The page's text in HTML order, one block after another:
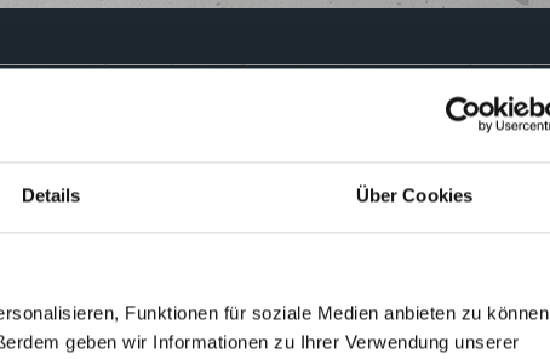
Details Über Cookies
Funktionen für soziale Medien anbieten zu können
geben wir Informationen zu Ihrer Verwendung unserer